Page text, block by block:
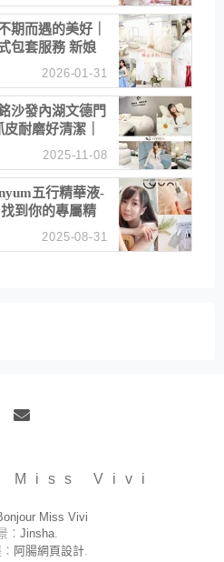
期而遇的美好｜
包套服務 新娘
2026-01-31
沙發內湖文德門
耐磨好清潔｜
CP值打造夢想
2025-11-08
五行精華液-
到你的專屬精
賦精華」維持
2025-08-31
Miss Vivi
Miss Vivi
： Jinsha.
阿腸網頁設計.